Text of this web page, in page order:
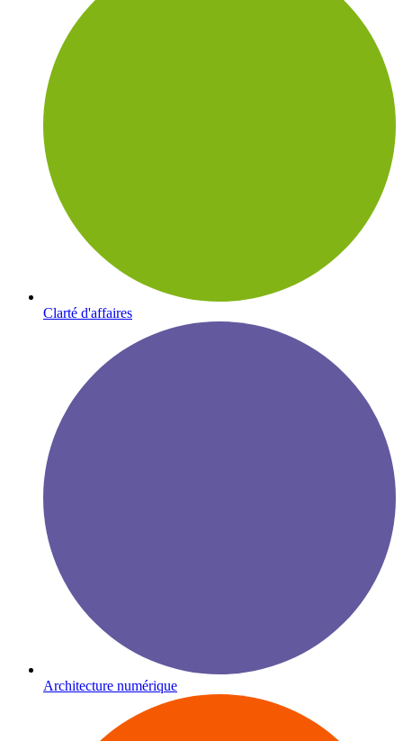
Clarté d'affaires
Architecture numérique